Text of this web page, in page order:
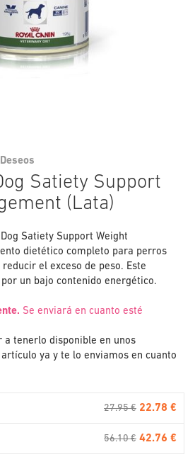
Satiety Support
(Lata)
Satiety Support Weight
dietético completo para perros
el exceso de peso. Este
un bajo contenido energético.
Se enviará en cuanto esté
a tenerlo disponible en unos
ya y te lo enviamos en cuanto
27.95 € 22.78 €
56.10 € 42.76 €
al
comienzo
la
galería
imágenes